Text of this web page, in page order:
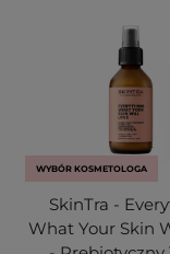
WYBÓR KOSMETOLOGA
SkinTra -
What Your Skin